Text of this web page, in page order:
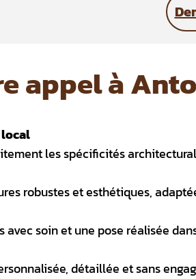
appel à
les spécificités
robustes et esthétiques,
soin et une pose réalisée
détaillée et sans